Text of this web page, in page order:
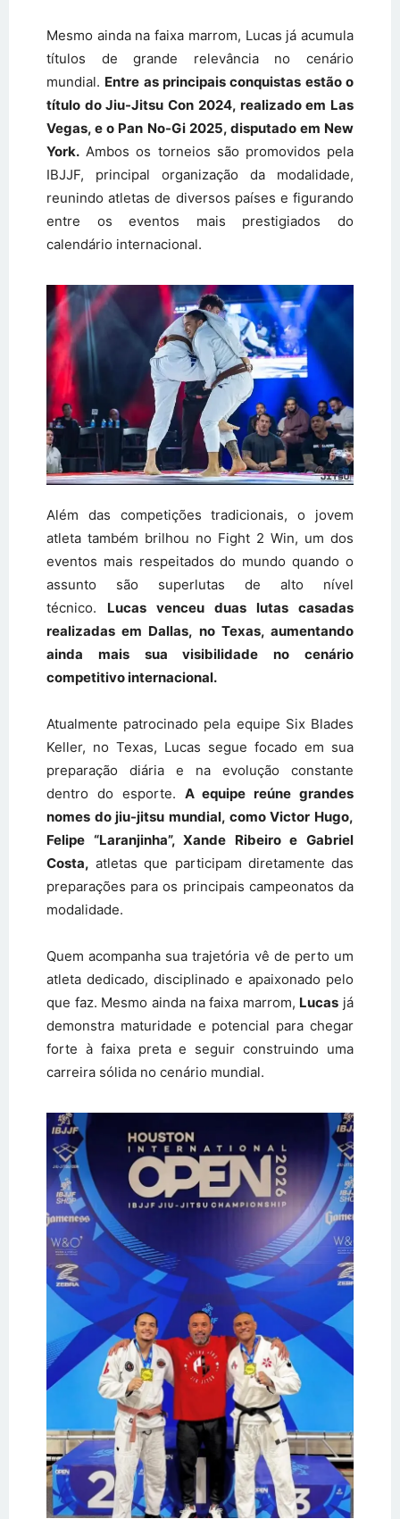
Mesmo ainda na faixa marrom, Lucas já acumula
títulos de grande relevância no cenário
mundial. Entre as principais conquistas estão o
título do Jiu-Jitsu Con 2024, realizado em Las
Vegas, e o Pan No-Gi 2025, disputado em New
York. Ambos os torneios são promovidos pela
IBJJF, principal organização da modalidade,
reunindo atletas de diversos países e figurando
entre os eventos mais prestigiados do
calendário internacional.
Além das competições tradicionais, o jovem
atleta também brilhou no Fight 2 Win, um dos
eventos mais respeitados do mundo quando o
assunto são superlutas de alto nível
técnico. Lucas venceu duas lutas casadas
realizadas em Dallas, no Texas, aumentando
ainda mais sua visibilidade no cenário
competitivo internacional.
Atualmente patrocinado pela equipe Six Blades
Keller, no Texas, Lucas segue focado em sua
preparação diária e na evolução constante
dentro do esporte. A equipe reúne grandes
nomes do jiu-jitsu mundial, como Victor Hugo,
Felipe “Laranjinha”, Xande Ribeiro e Gabriel
Costa, atletas que participam diretamente das
preparações para os principais campeonatos da
modalidade.
Quem acompanha sua trajetória vê de perto um
atleta dedicado, disciplinado e apaixonado pelo
que faz. Mesmo ainda na faixa marrom, Lucas já
demonstra maturidade e potencial para chegar
forte à faixa preta e seguir construindo uma
carreira sólida no cenário mundial.